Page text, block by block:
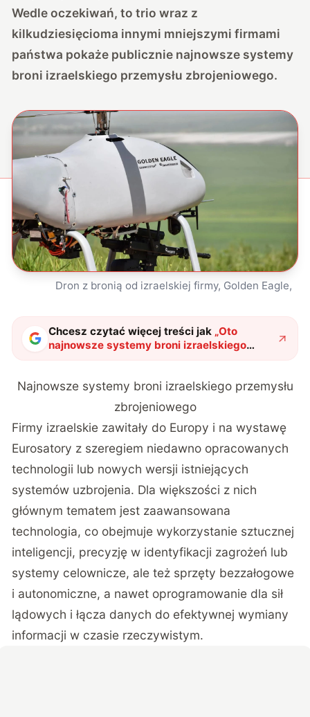
Wedle oczekiwań, to trio wraz z
kilkudziesięcioma innymi mniejszymi firmami
państwa pokaże publicznie najnowsze systemy
broni izraelskiego przemysłu zbrojeniowego.
Dron z bronią od izraelskiej firmy, Golden Eagle,
Chcesz czytać więcej treści jak „Oto
najnowsze systemy broni izraelskiego
przemysłu zbrojeniowego. To przykłady
Najnowsze systemy broni izraelskiego przemysłu
zbrojeniowego
Firmy izraelskie zawitały do Europy i na wystawę
Eurosatory z szeregiem niedawno opracowanych
technologii lub nowych wersji istniejących
systemów uzbrojenia. Dla większości z nich
głównym tematem jest zaawansowana
technologia, co obejmuje wykorzystanie sztucznej
inteligencji, precyzję w identyfikacji zagrożeń lub
systemy celownicze, ale też sprzęty bezzałogowe
i autonomiczne, a nawet oprogramowanie dla sił
lądowych i łącza danych do efektywnej wymiany
informacji w czasie rzeczywistym.